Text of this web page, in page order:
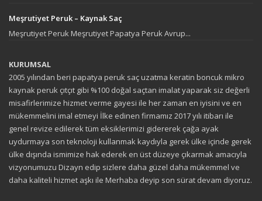
Meşrutiyet Peruk – Kaynak Saç
Meşrutiyet Peruk Meşrutiyet Papatya Peruk Avrup...
KURUMSAL
2005 yılından beri papatya peruk saç uzatma keratin boncuk mikro
kaynak peruk çıtçıt gibi %100 doğal saçtan imalat yaparak siz değerli
misafirlerimize hizmet verme gayesi ile her zaman en iyisini ve en
mükemmelini imal etmeyi İlke edinen firmamız 2017 yılı itibarı ile
genel revize edilerek tüm eksiklerimizi gidererek çağa ayak
uydurmaya son teknoloji kullanmak kaydıyla gerek ülke içinde gerek
ülke dışında ismimize hak ederek en üst düzeye çıkarmak amacıyla
vizyonumuzu Dizayn edip sizlere daha güzel daha mükemmel ve
daha kaliteli hizmet aşkı ile Merhaba deyip son sürat devam diyoruz.